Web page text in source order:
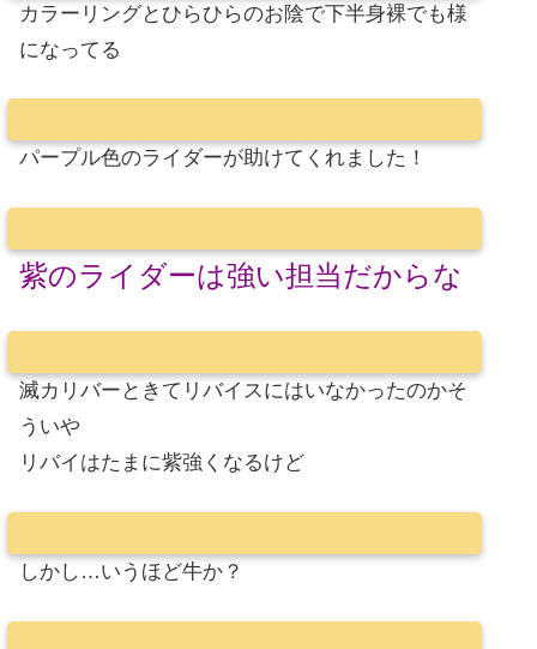
カラーリングとひらひらのお陰で下半身裸でも様
になってる
パープル色のライダーが助けてくれました！
紫のライダーは強い担当だからな
滅カリバーときてリバイスにはいなかったのかそ
ういや
リバイはたまに紫強くなるけど
しかし…いうほど牛か？